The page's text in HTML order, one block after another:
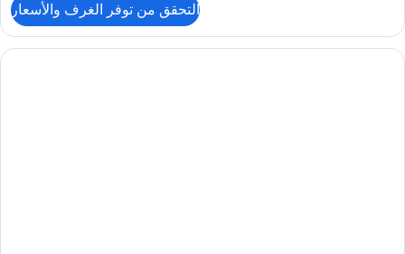
غرفة
عادية
-
التحقق من توفر الغرف والأسعار